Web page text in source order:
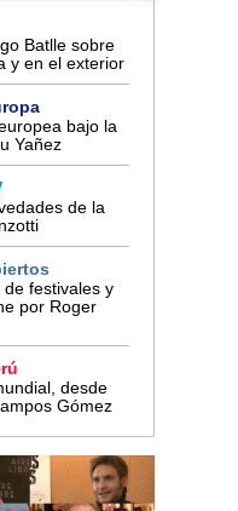
Batlle sobre
y en el exterior
bajo la
Yañez
de la
festivales y
por Roger
desde
Gómez